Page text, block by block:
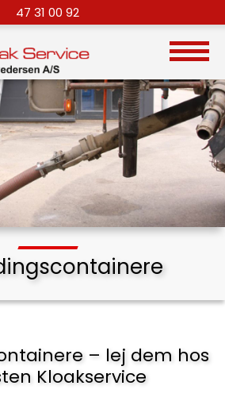
47 31 00 92
– lej dem hos
Kloakservice